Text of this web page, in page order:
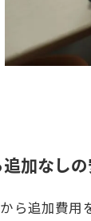
加なし
ら追加費